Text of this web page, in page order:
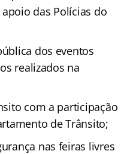
das Polícias do
dos eventos
realizados na
com a participação
de Trânsito;
nas feiras livres